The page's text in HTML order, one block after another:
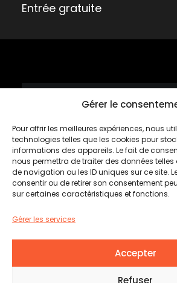
Gérer le
Pour offrir les meilleures expériences, nous
technologies telles que les cookies pour
informations des appareils. Le fait de
nous permettra de traiter des données
de navigation ou les ID uniques sur ce site.
consentir ou de retirer son consentement
sur certaines caractéristiques et fonctions.
Gérer les services
Accepter
Refuser
Entrée gratuite
Mardis
Rabais de
*sur le tartare
Cette semaine
Tous les mardis dès
© 2026 L’Établi Brasserie